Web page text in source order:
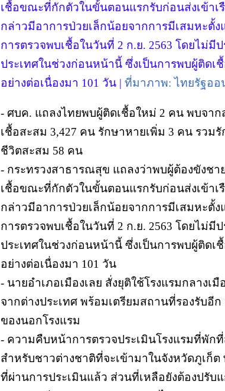
เชื้อขณะที่กักตัวในขั้นตอนแรกรับก่อนส่งเข้าเ
กล่าวมีอาการป่วยเล็กน้อยจากการมีเสมหะตั้
การตรวจพบเชื้อในวันที่ 2 ก.ย. 2563 โดยไม่มี
ประเทศในช่วงก่อนหน้านี้ ซึ่งเป็นการพบผู้ติดเ
อย่างต่อเนื่องมา 101 วัน | ที่มาภาพ: ไทยรัฐออ
- ศบค. แถลงไทยพบผู้ติดเชื้อใหม่ 2 คน พบจาก
เชื้อสะสม 3,427 คน รักษาหายเพิ่ม 3 คน รวม
ชีวิตสะสม 58 คน
- กระทรวงสาธารณสุข แถลงว่าพบผู้ต้องขังชา
เชื้อขณะที่กักตัวในขั้นตอนแรกรับก่อนส่งเข้าเ
กล่าวมีอาการป่วยเล็กน้อยจากการมีเสมหะตั้
การตรวจพบเชื้อในวันที่ 2 ก.ย. 2563 โดยไม่มี
ประเทศในช่วงก่อนหน้านี้ ซึ่งเป็นการพบผู้ติดเ
อย่างต่อเนื่องมา 101 วัน
- นายอำเภอเมืองเลย สั่งยุติใช้โรงแรมกลาง
จากต่างประเทศ พร้อมเตรียมสถานที่รองรับอี
ของนอกโรงแรม
- ความคืบหน้าการตรวจประเมินโรงแรมที่พัก
สำหรับชาวต่างชาติที่จะเข้ามาในจังหวัดภูเก็ต
ที่ผ่านการประเมินแล้ว ส่วนที่เหลือยังต้องปรั